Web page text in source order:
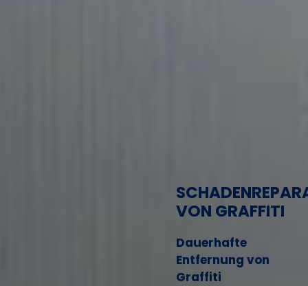
VON GRAFFITI
Dauerhafte
Entfernung von
Graffiti